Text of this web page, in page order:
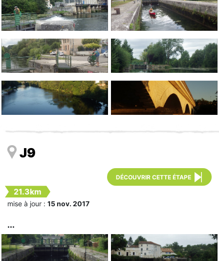
J9
DÉCOUVRIR CETTE ÉTAPE
21.3km
mise à jour : 15 nov. 2017